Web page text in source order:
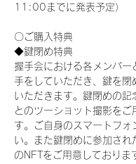
11:00までに発表予定）
〇ご購入特典
◆鍵閉め特典
握手会における各メンバー
手をしていただき、鍵を閉
いただきます。鍵閉めの記
とのツーショット撮影をご
す。ご自身のスマートフォ
い。また鍵閉めに参加され
のNFTをご用意しておりま